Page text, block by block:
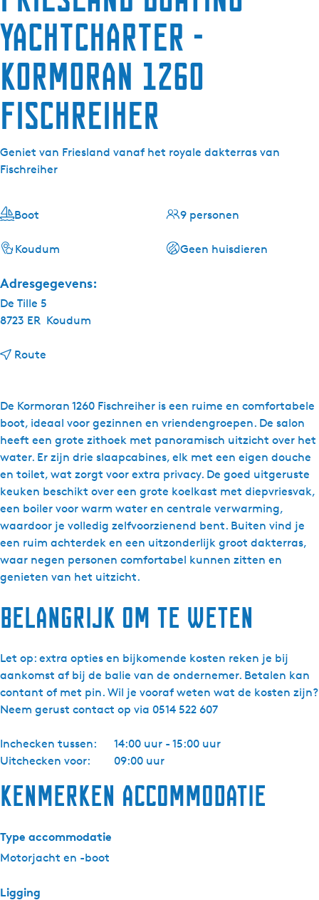
Yachtcharter -
Kormoran 1260
Fischreiher
Geniet van Friesland vanaf het royale dakterras van
Fischreiher
De Kormoran 1260 Fischreiher is een ruime en comfortabele
boot, ideaal voor gezinnen en vriendengroepen. De salon
heeft een grote zithoek met panoramisch uitzicht over het
water. Er zijn drie slaapcabines, elk met een eigen douche
en toilet, wat zorgt voor extra privacy. De goed uitgeruste
keuken beschikt over een grote koelkast met diepvriesvak,
een boiler voor warm water en centrale verwarming,
waardoor je volledig zelfvoorzienend bent. Buiten vind je
een ruim achterdek en een uitzonderlijk groot dakterras,
waar negen personen comfortabel kunnen zitten en
genieten van het uitzicht.
Belangrijk om te weten
Let op: extra opties en bijkomende kosten reken je bij
aankomst af bij de balie van de ondernemer. Betalen kan
contant of met pin. Wil je vooraf weten wat de kosten zijn?
Neem gerust contact op via 0514 522 607
Inchecken tussen:
14:00 uur - 15:00 uur
Uitchecken voor:
09:00 uur
Boot
Koudum
9 personen
Geen huisdieren
Adresgegevens:
De Tille 5
8723 ER Koudum
Route
r
F
r
i
e
s
l
a
n
d
B
a
t
n
g
Y
a
h
t
h
r
Kenmerken accommodatie
Type accommodatie
Motorjacht en -boot
Ligging